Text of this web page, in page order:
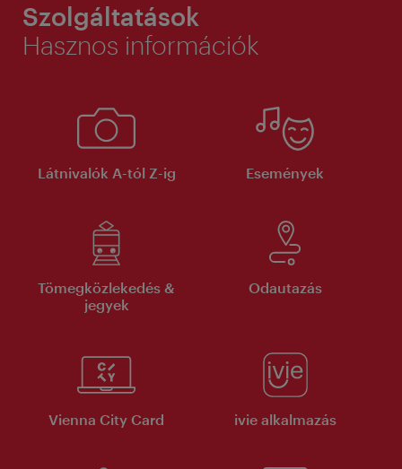
Szolgáltatások
Hasznos információk
Látnivalók A-tól Z-ig Események
Tömegközlekedés &
jegyek
Odautazás
Vienna City Card ivie alkalmazás